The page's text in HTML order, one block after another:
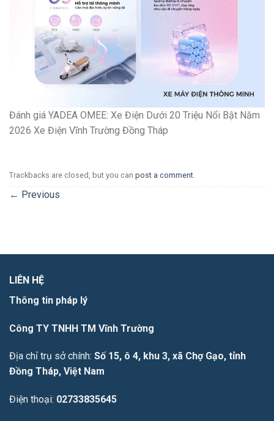
Đánh giá YADEA OMEE: Xe Điện Dưới 20 Triệu Nổi Bật Năm
2026 Xe Điện Vĩnh Trường Đồng Tháp
Trackbacks are closed, but you can post a comment.
← Previous
LIÊN HỆ
Thông tin pháp lý
Công TY TNHH TM Vĩnh Trường
Địa chỉ trụ sở chính: Số 15, ô 4, khu 3, xã Chợ Gạo, tỉnh
Đồng Tháp, Việt Nam
Điện thoại: 02733835645